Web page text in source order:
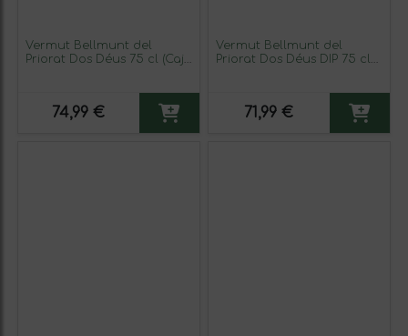
Vermut Bellmunt del
Priorat Dos Déus 75 cl (Caja
74,99 €
Vermut Bellmunt del
Priorat Dos Déus DIP 75 cl
71,99 €